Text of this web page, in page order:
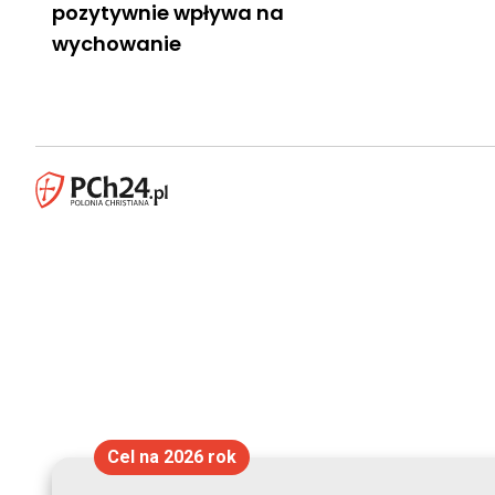
pozytywnie wpływa na
wychowanie
Cel na 2026 rok